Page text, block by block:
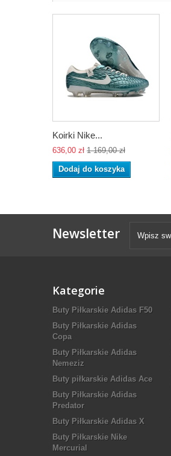
Koirki Nike...
636,00 zł 1 169,00 zł
Dodaj do koszyka
Newsletter
Kategorie
Buty Piłkarskie Adidas F50
Buty Piłkarskie Adidas
Copa
Buty Piłkarskie Adidas
Nemeziz
Buty piłkarskie Adidas Ace
Buty Piłkarskie Adidas
Predator
Buty Piłkarskie Adidas X
Buty Piłkarskie Nike
Mercurial